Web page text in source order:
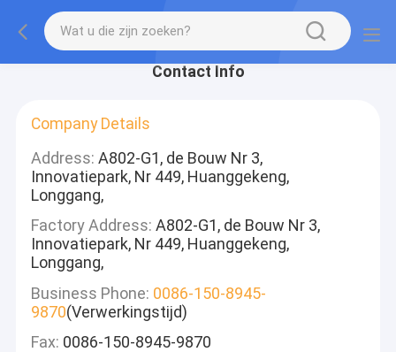
Contact Info
Company Details
Address: A802-G1, de Bouw Nr 3,
Innovatiepark, Nr 449, Huanggekeng,
Longgang,
Factory Address: A802-G1, de Bouw Nr 3,
Innovatiepark, Nr 449, Huanggekeng,
Longgang,
Business Phone: 0086-150-8945-
9870(Verwerkingstijd)
Fax: 0086-150-8945-9870